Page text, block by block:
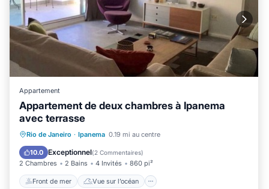
Appartement
Appartement de deux chambres à Ipanema
avec terrasse
Rio de Janeiro · Ipanema 0.19 mi au centre
10.0 Exceptionnel(2 Commentaires)
2 Chambres 2 Bains 4 Invités 860 pi²
Front de mer Vue sur l’océan
Front de mer
Vue sur l’océan
Balcon/Terrasse
Vue